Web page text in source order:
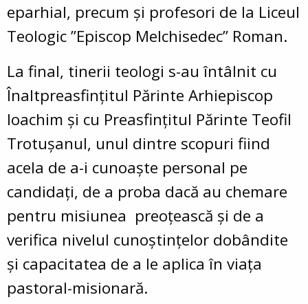
eparhial, precum și profesori de la Liceul
Teologic ”Episcop Melchisedec” Roman.
La final, tinerii teologi s-au întâlnit cu
Înaltpreasfințitul Părinte Arhiepiscop
Ioachim și cu Preasfințitul Părinte Teofil
Trotușanul, unul dintre scopuri fiind
acela de a-i cunoaște personal pe
candidaţi, de a proba dacă au chemare
pentru misiunea preoţească şi de a
verifica nivelul cunoştinţelor dobândite
şi capacitatea de a le aplica în viaţa
pastoral-misionară.